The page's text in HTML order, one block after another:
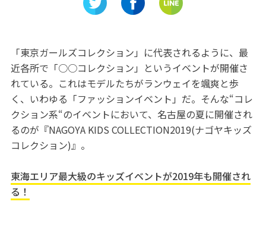
「東京ガールズコレクション」に代表されるように、最
近各所で「○○コレクション」というイベントが開催さ
れている。これはモデルたちがランウェイを颯爽と歩
く、いわゆる「ファッションイベント」だ。そんな“コレ
クション系“のイベントにおいて、名古屋の夏に開催され
るのが『NAGOYA KIDS COLLECTION2019(ナゴヤキッズ
コレクション)』。
東海エリア最大級のキッズイベントが2019年も開催され
る！